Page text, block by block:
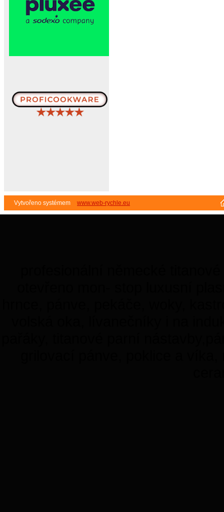
Vytvořeno systémem www.web-rychle.eu